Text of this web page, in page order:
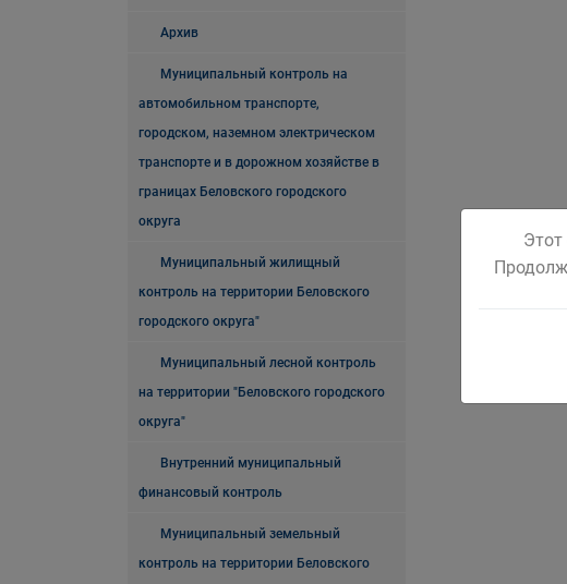
Архив
Муниципальный контроль на
автомобильном транспорте,
городском, наземном электрическом
транспорте и в дорожном хозяйстве в
границах Беловского городского
округа
Муниципальный жилищный
контроль на территории Беловского
городского округа"
Муниципальный лесной контроль
на территории "Беловского городского
округа"
Внутренний муниципальный
финансовый контроль
Муниципальный земельный
контроль на территории Беловского
Этот